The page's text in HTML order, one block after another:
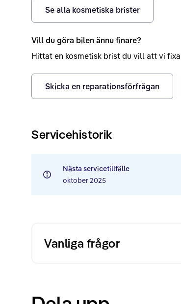
Se alla kosmetiska brister
Vill du göra bilen ännu finare?
Hittat en kosmetisk brist du vill att vi
Skicka en reparationsförfrågan
Servicehistorik
Nästa servicetillfälle
oktober 2025
Vanliga frågor